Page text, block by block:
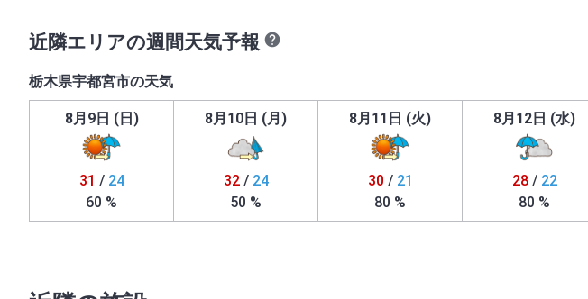
近隣エリアの週間天気予報
栃木県宇都宮市の天気
8月9日 (日)
31 / 24
60 %
8月10日 (月)
32/ 24
50 %
8月11日 (火)
30 / 21
80 %
8月12日 (水)
28/ 22
80 %